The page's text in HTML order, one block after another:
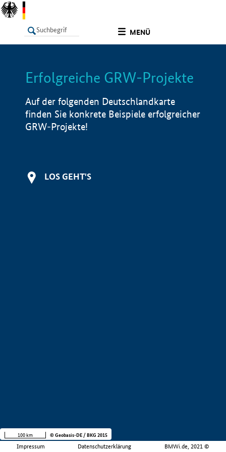
MENÜ
LISTE Info
Erfolgreiche GRW-Projekte
Auf der folgenden Deutschlandkarte
finden Sie konkrete Beispiele erfolgreicher
GRW-Projekte!
LOS GEHT'S
Impressum Datenschutzerklärung BMWi.de, 2021 ©
100 km © Geobasis-DE / BKG 2015